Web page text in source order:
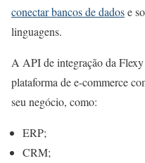
conectar bancos de dadose
linguagens.
A API de integração da
plataforma de e-commerce
seu negócio, como:
ERP;
CRM;